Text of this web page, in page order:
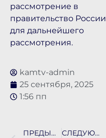
рассмотрение в
правительство России
для дальнейшего
рассмотрения.
kamtv-admin
25 сентября, 2025
1:56 пп
ПРЕДЫДУЩАЯ НОВОСТЬ СЛЕДУЮЩАЯ НОВОСТЬ